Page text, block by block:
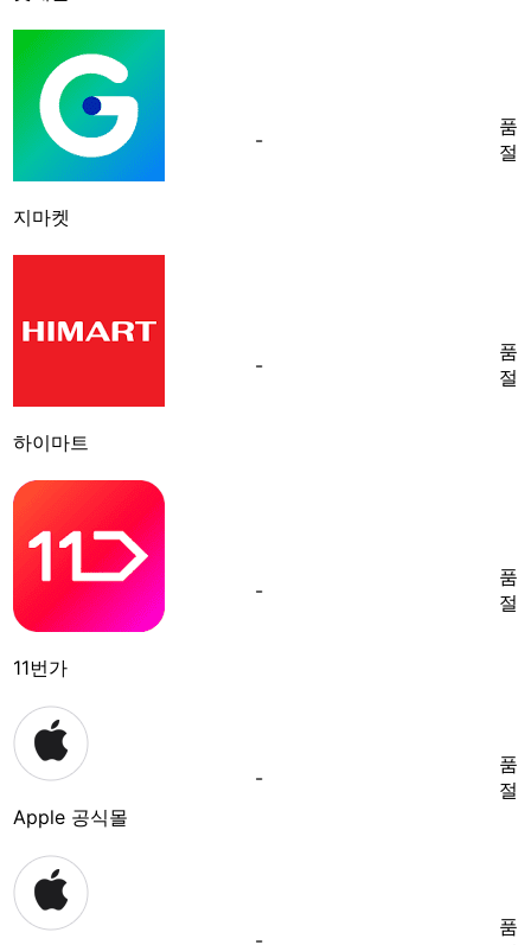
지마켓
-
품
절
하이마트
-
품
절
11번가
-
품
절
Apple 공식몰
-
품
절
-
품